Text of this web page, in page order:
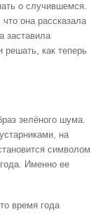
о случившемся.
она рассказала
заставила
решать, как теперь
зелёного шума.
на
символом
Именно ее
время года